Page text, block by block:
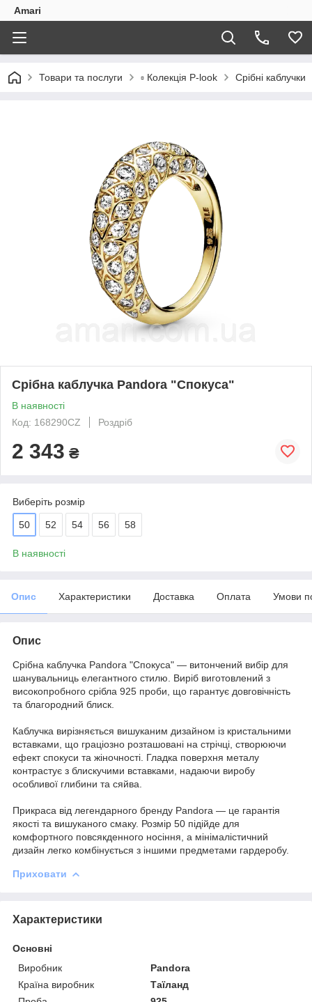
Amari
Товари та послуги ▫️ Колекція P-look Срібні каблучки
Срібна каблучка Pandora "Спокуса"
В наявності
Код: 168290CZ
Роздріб
2 343 ₴
Виберіть розмір
50 52 54 56 58
В наявності
Опис Характеристики Доставка Оплата Умови
Опис
Срібна каблучка Pandora "Спокуса" — витончений вибір для
шанувальниць елегантного стилю. Виріб виготовлений з
високопробного срібла 925 проби, що гарантує довговічність
та благородний блиск.
Каблучка вирізняється вишуканим дизайном із кристальними
вставками, що граціозно розташовані на стрічці, створюючи
ефект спокуси та жіночності. Гладка поверхня металу
контрастує з блискучими вставками, надаючи виробу
особливої глибини та сяйва.
Прикраса від легендарного бренду Pandora — це гарантія
якості та вишуканого смаку. Розмір 50 підійде для
комфортного повсякденного носіння, а мінімалістичний
дизайн легко комбінується з іншими предметами гардеробу.
Приховати
Характеристики
Основні
Виробник
Pandora
Країна виробник
Таїланд